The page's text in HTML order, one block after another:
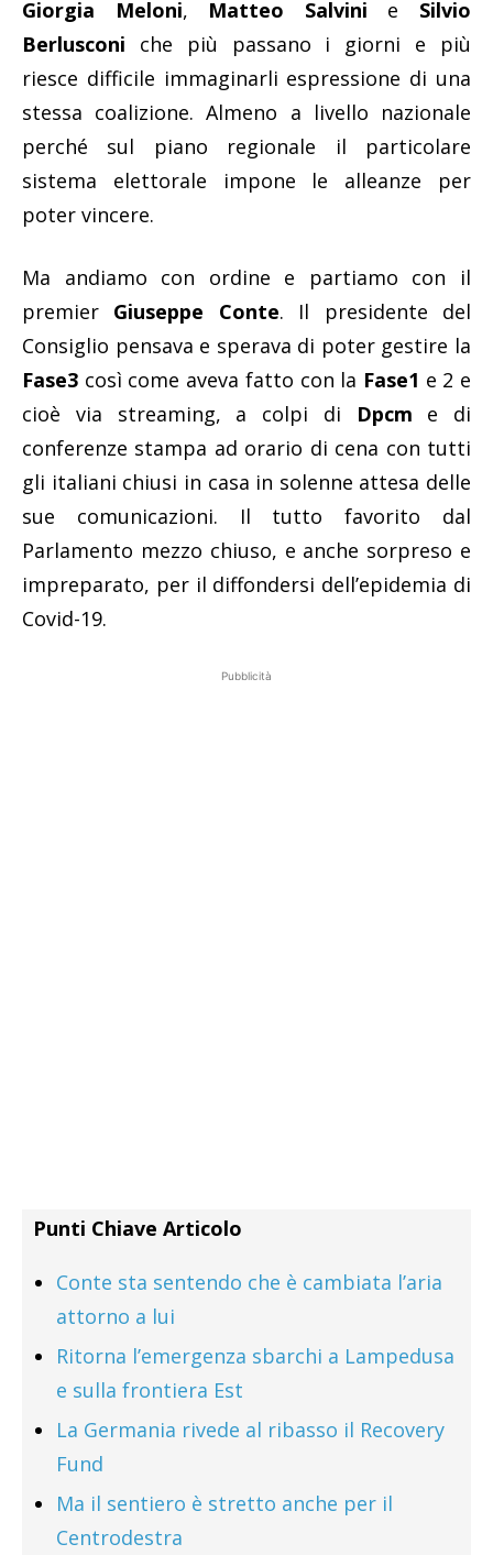
Giorgia Meloni, Matteo Salvini e Silvio
Berlusconi che più passano i giorni e più
riesce difficile immaginarli espressione di una
stessa coalizione. Almeno a livello nazionale
perché sul piano regionale il particolare
sistema elettorale impone le alleanze per
poter vincere.
Ma andiamo con ordine e partiamo con il
premier Giuseppe Conte. Il presidente del
Consiglio pensava e sperava di poter gestire la
Fase3 così come aveva fatto con la Fase1 e 2 e
cioè via streaming, a colpi di
Dpcm e di
conferenze stampa ad orario di cena con tutti
gli italiani chiusi in casa in solenne attesa delle
sue comunicazioni. Il tutto favorito dal
Parlamento mezzo chiuso, e anche sorpreso e
impreparato, per il diffondersi dell’epidemia di
Covid-19.
Pubblicità
Punti Chiave Articolo
Conte sta sentendo che è cambiata l’aria
attorno a lui
Ritorna l’emergenza sbarchi a Lampedusa
e sulla frontiera Est
La Germania rivede al ribasso il Recovery
Fund
Ma il sentiero è stretto anche per il
Centrodestra